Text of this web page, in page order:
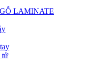
LAMINATE
tử